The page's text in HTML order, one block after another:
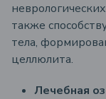
также
тела,
целлюлита.
Лечебная